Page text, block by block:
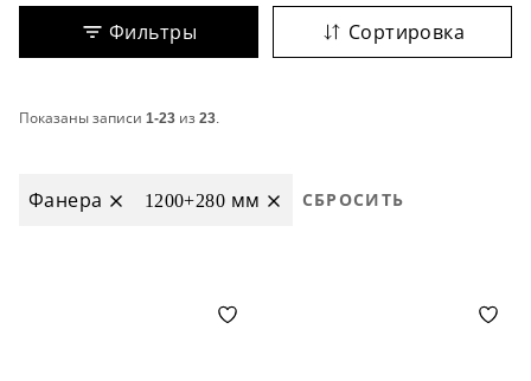
Фильтры Сортировка
Показаны записи 1-23 из23.
Фанера 1200+280 мм СБРОСИТЬ